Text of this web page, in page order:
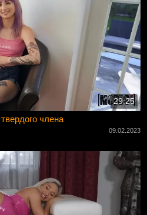
29:25
члена
09.02.2023